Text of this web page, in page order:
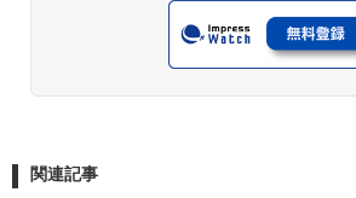
関連記事